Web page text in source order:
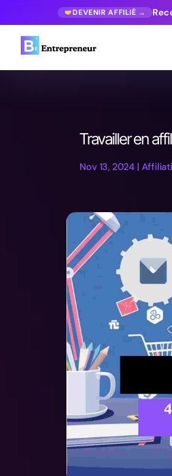
DEVENIR AFFILIÉ →
Travailler en
Nov 13, 2024 |